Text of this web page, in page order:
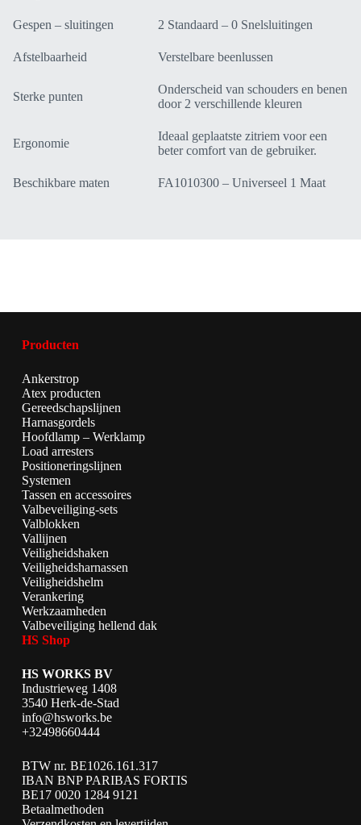
Gespen – sluitingen 2 Standaard – 0 Snelsluitingen
Afstelbaarheid Verstelbare beenlussen
Sterke punten
Onderscheid van schouders en benen
door 2 verschillende kleuren
Ergonomie
Ideaal geplaatste zitriem voor een
beter comfort van de gebruiker.
Beschikbare maten FA1010300 – Universeel 1 Maat
Producten
Ankerstrop
Atex producten
Gereedschapslijnen
Harnasgordels
Hoofdlamp – Werklamp
Load arresters
Positioneringslijnen
Systemen
Tassen en accessoires
Valbeveiliging-sets
Valblokken
Vallijnen
Veiligheidshaken
Veiligheidsharnassen
Veiligheidshelm
Verankering
Werkzaamheden
Valbeveiliging hellend dak
HS Shop
HS WORKS BV
Industrieweg 1408
3540 Herk-de-Stad
info@hsworks.be
+32498660444
BTW nr. BE1026.161.317
IBAN BNP PARIBAS FORTIS
BE17 0020 1284 9121
Betaalmethoden